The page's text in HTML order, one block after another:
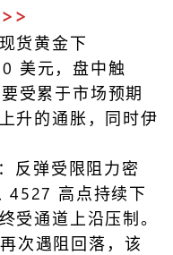
货黄金下
美元，盘中触
受累于市场预期
升的通胀，同时伊
反弹受限阻力密
4527 高点持续下
受通道上沿压制。
次遇阻回落，该